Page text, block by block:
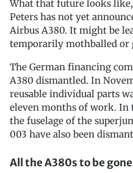
What that future looks
Peters has not yet
Airbus A380. It might be
temporarily mothballed or
The German financing
A380 dismantled. In
reusable individual parts
eleven months of work. In
the fuselage of the
003 have also been
All the A380s to be